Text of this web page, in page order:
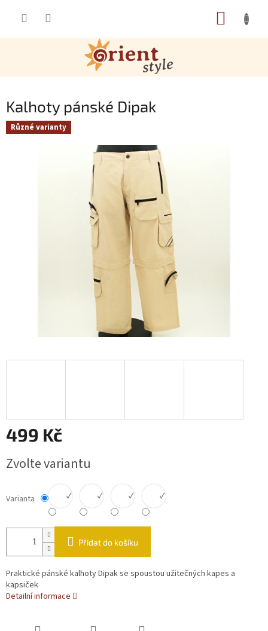
Kalhoty pánské Dipak
Různé varianty
499 Kč
Zvolte variantu
Varianta ✓ ✓ ✓ ✓
Přidat do košíku
Praktické pánské kalhoty Dipak se spoustou užitečných kapes a
kapsiček
Detailní informace